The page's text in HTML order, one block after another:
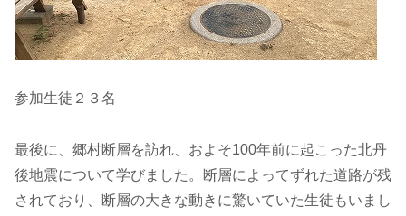
参加生徒２３名
最後に、郷村断層を訪れ、およそ100年前に起こった北丹
後地震について学びました。断層によってずれた道路が残
されており、断層の大きな動きに驚いていた生徒もいまし